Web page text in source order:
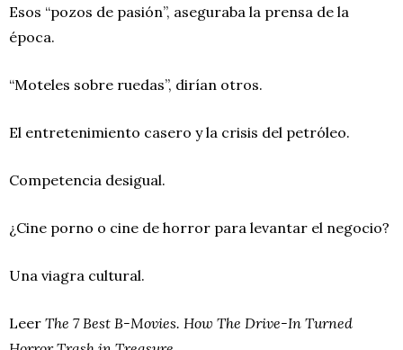
Esos “pozos de pasión”, aseguraba la prensa de la
época.
“Moteles sobre ruedas”, dirían otros.
El entretenimiento casero y la crisis del petróleo.
Competencia desigual.
¿Cine porno o cine de horror para levantar el negocio?
Una viagra cultural.
Leer The 7 Best B-Movies. How The Drive-In Turned